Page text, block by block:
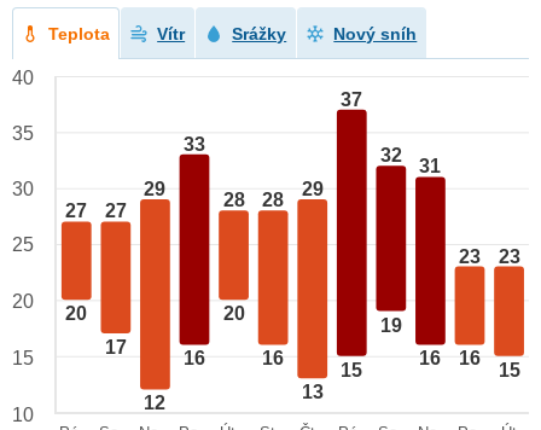
Teplota Vítr Srážky Nový sníh
27
20
27
17
29
12
33
16
28
20
28
16
29
13
37
15
32
19
31
16
23
16
23
15
40
35
30
25
20
15
10